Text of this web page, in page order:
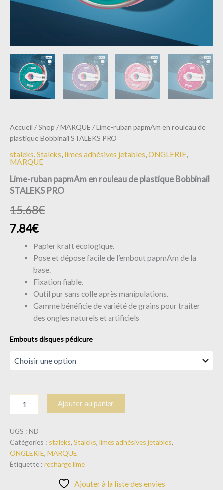
Accueil /Shop /MARQUE / Lime-ruban papmAm en rouleau de
plastique Bobbinail STALEKS PRO
staleks,Staleks, limes adhésives jetables,ONGLERIE,
MARQUE
Lime-ruban papmAm en rouleau de plastique Bobbinail
STALEKS PRO
15.68€
7.84€
Papier kraft écologique.
Pose et dépose facile de l’embout papmAm de la
base.
Fixation fiable.
Outil pur sans colle après manipulations.
Gamme bénéficie de variété de grains pour traiter
des ongles naturels et artificiels
Embouts disques pédicure
Ajouter au panier
UGS : ND
Catégories : staleks, Staleks, limes adhésives jetables,
ONGLERIE, MARQUE
Étiquette : recharge lime
Ajouter à la liste des envies